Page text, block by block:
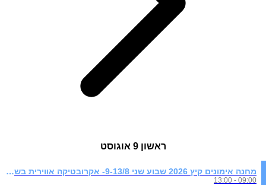
ראשון 9 אוגוסט
מחנה אימונים קיץ 2026 שבוע שני 9-13/8- אקרובטיקה אווירית בשילוב התעמלות קרקע
09:00 - 13:00